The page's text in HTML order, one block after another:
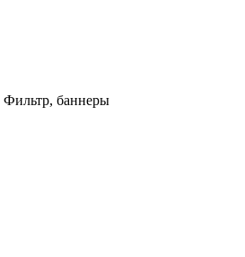
Фильтр, баннеры